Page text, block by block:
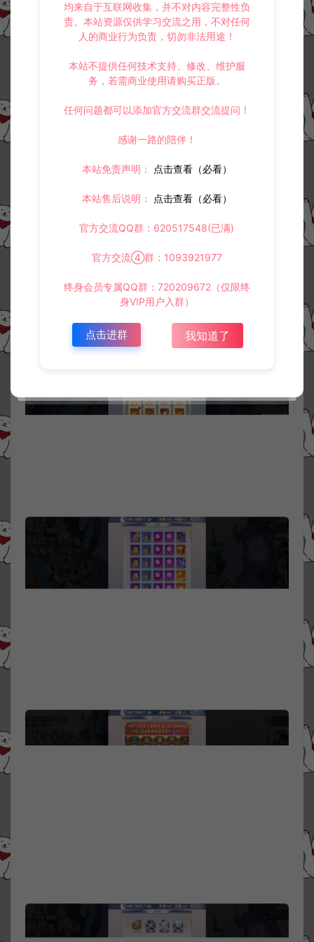
均来自于互联网收集，并不对内容完整性负
责。本站资源仅供学习交流之用，不对任何
人的商业行为负责，切勿非法用途！
本站不提供任何技术支持、修改、维护服
务，若需商业使用请购买正版。
任何问题都可以添加官方交流群交流提问！
感谢一路的陪伴！
本站免责声明： 点击查看（必看）
本站售后说明： 点击查看（必看）
官方交流QQ群：620517548(已满)
官方交流④群：1093921977
终身会员专属QQ群：720209672（仅限终
身VIP用户入群）
点击进群 我知道了